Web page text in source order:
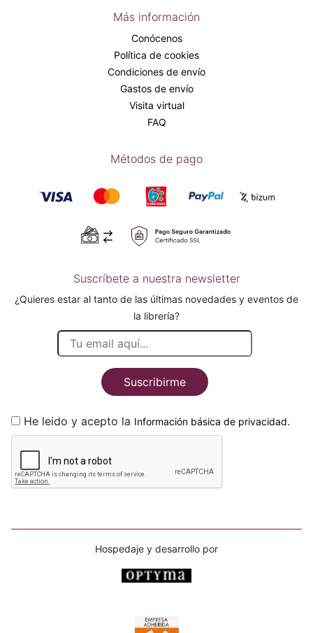
Más información
Conócenos
Política de cookies
Condiciones de envío
Gastos de envío
Visita virtual
FAQ
Métodos de pago
Suscríbete a nuestra newsletter
¿Quieres estar al tanto de las últimas novedades y eventos de
la librería?
Suscribirme
He leido y acepto la Información básica de privacidad.
Hospedaje y desarrollo por